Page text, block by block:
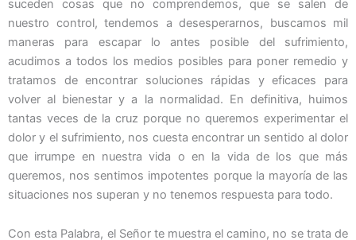
suceden cosas que no comprendemos, que se salen de
nuestro control, tendemos a desesperarnos, buscamos mil
maneras para escapar lo antes posible del sufrimiento,
acudimos a todos los medios posibles para poner remedio y
tratamos de encontrar soluciones rápidas y eficaces para
volver al bienestar y a la normalidad. En definitiva, huimos
tantas veces de la cruz porque no queremos experimentar el
dolor y el sufrimiento, nos cuesta encontrar un sentido al dolor
que irrumpe en nuestra vida o en la vida de los que más
queremos, nos sentimos impotentes porque la mayoría de las
situaciones nos superan y no tenemos respuesta para todo.
Con esta Palabra, el Señor te muestra el camino, no se trata de